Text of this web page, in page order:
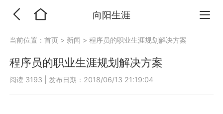
向阳生涯
当前位置：首页 > 新闻 >程序员的职业生涯规划解决方案
程序员的职业生涯规划解决方案
阅读 3193 发布日期：2018/06/13 21:19:04